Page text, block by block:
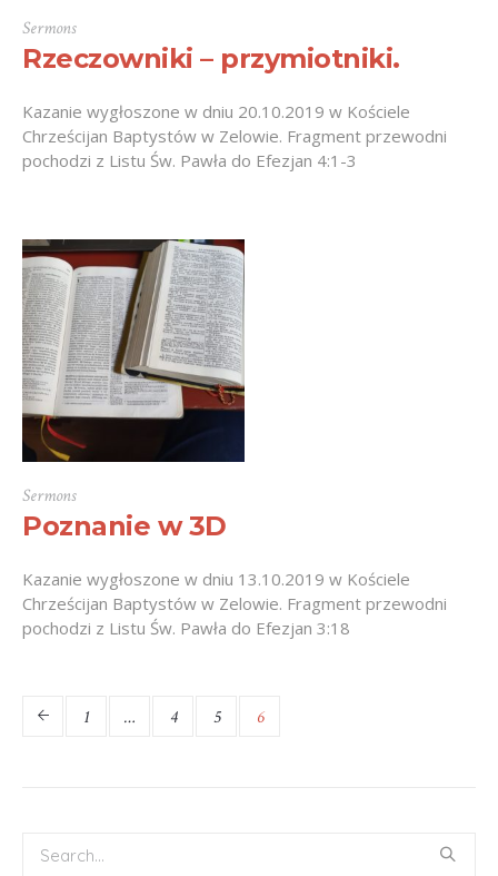
Sermons
Rzeczowniki – przymiotniki.
Kazanie wygłoszone w dniu 20.10.2019 w Kościele
Chrześcijan Baptystów w Zelowie. Fragment przewodni
pochodzi z Listu Św. Pawła do Efezjan 4:1-3
Sermons
Poznanie w 3D
Kazanie wygłoszone w dniu 13.10.2019 w Kościele
Chrześcijan Baptystów w Zelowie. Fragment przewodni
pochodzi z Listu Św. Pawła do Efezjan 3:18
1 … 4 5 6